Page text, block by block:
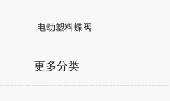
- 电动塑料蝶阀
+ 更多分类